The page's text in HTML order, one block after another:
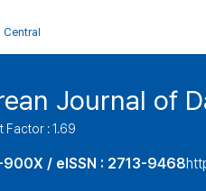
Journal of
Factor : 1.69
900X / eISSN : 2713-9468